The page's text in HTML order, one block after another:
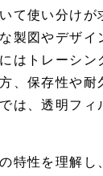
て使い分けが
製図やデザイ
はトレーシン
、保存性や耐
は、透明フィ
特性を理解し